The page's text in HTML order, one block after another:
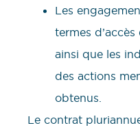
Les
termes
ainsi que les
des actions
obtenus.
Le contrat